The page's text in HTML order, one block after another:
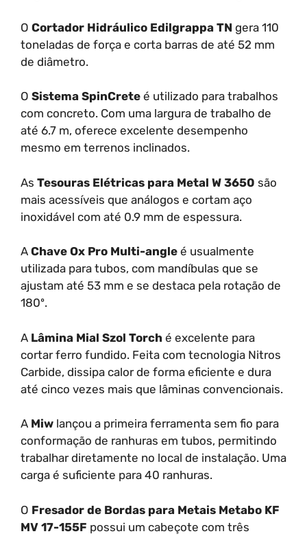
O Cortador Hidráulico Edilgrappa TN gera 110
toneladas de força e corta barras de até 52 mm
de diâmetro.
O Sistema SpinCrete é utilizado para trabalhos
com concreto. Com uma largura de trabalho de
até 6.7 m, oferece excelente desempenho
mesmo em terrenos inclinados.
As Tesouras Elétricas para Metal W 3650 são
mais acessíveis que análogos e cortam aço
inoxidável com até 0.9 mm de espessura.
A Chave Ox Pro Multi-angle é usualmente
utilizada para tubos, com mandíbulas que se
ajustam até 53 mm e se destaca pela rotação de
180º.
A Lâmina Mial Szol Torch é excelente para
cortar ferro fundido. Feita com tecnologia Nitros
Carbide, dissipa calor de forma eficiente e dura
até cinco vezes mais que lâminas convencionais.
A Miw lançou a primeira ferramenta sem fio para
conformação de ranhuras em tubos, permitindo
trabalhar diretamente no local de instalação. Uma
carga é suficiente para 40 ranhuras.
O Fresador de Bordas para Metais Metabo KF
MV 17-155F possui um cabeçote com três